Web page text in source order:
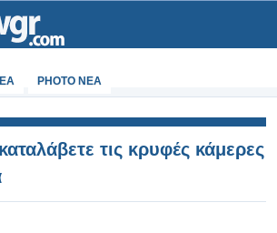
PHOTO NEA
τις κρυφές κάμερες